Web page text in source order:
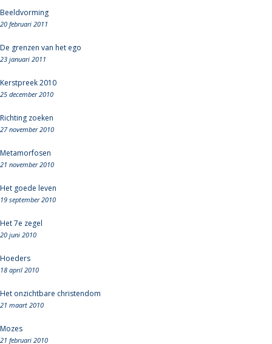
Beeldvorming
20 februari 2011
De grenzen van het ego
23 januari 2011
Kerstpreek 2010
25 december 2010
Richting zoeken
27 november 2010
Metamorfosen
21 november 2010
Het goede leven
19 september 2010
Het 7e zegel
20 juni 2010
Hoeders
18 april 2010
Het onzichtbare christendom
21 maart 2010
Mozes
21 februari 2010